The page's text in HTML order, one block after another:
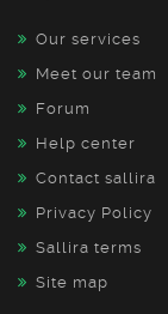
Our services
Meet our team
Forum
Help center
Contact sallira
Privacy Policy
Sallira terms
Site map